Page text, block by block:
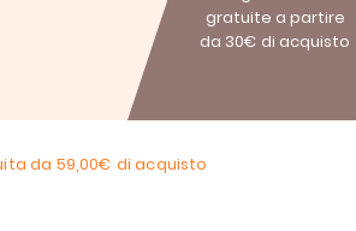
gratuite a partire
da 30€ di acquisto
da 59,00€ di acquisto